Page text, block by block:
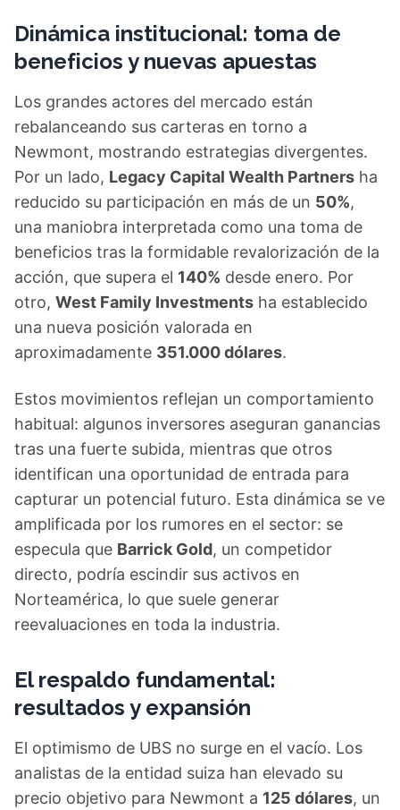
Dinámica institucional: toma de
beneficios y nuevas apuestas
Los grandes actores del mercado están
rebalanceando sus carteras en torno a
Newmont, mostrando estrategias divergentes.
Por un lado, Legacy Capital Wealth Partners ha
reducido su participación en más de un 50%,
una maniobra interpretada como una toma de
beneficios tras la formidable revalorización de la
acción, que supera el 140% desde enero. Por
otro, West Family Investments ha establecido
una nueva posición valorada en
aproximadamente 351.000 dólares.
Estos movimientos reflejan un comportamiento
habitual: algunos inversores aseguran ganancias
tras una fuerte subida, mientras que otros
identifican una oportunidad de entrada para
capturar un potencial futuro. Esta dinámica se ve
amplificada por los rumores en el sector: se
especula que Barrick Gold, un competidor
directo, podría escindir sus activos en
Norteamérica, lo que suele generar
reevaluaciones en toda la industria.
El respaldo fundamental:
resultados y expansión
El optimismo de UBS no surge en el vacío. Los
analistas de la entidad suiza han elevado su
precio objetivo para Newmont a 125 dólares, un